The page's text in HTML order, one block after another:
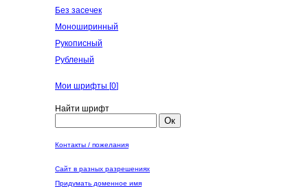
Без засечек
Моноширинный
Рукописный
Рубленый
Мои шрифты [0]
Найти шрифт
Ок
Контакты / пожелания
Сайт в разных разрешениях
Придумать доменное имя